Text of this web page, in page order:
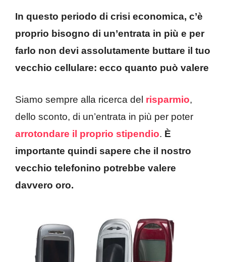
In questo periodo di crisi economica, c’è
proprio bisogno di un’entrata in più e per
farlo non devi assolutamente buttare il tuo
vecchio cellulare: ecco quanto può valere
Siamo sempre alla ricerca del risparmio,
dello sconto, di un’entrata in più per poter
arrotondare il proprio stipendio. È
importante quindi sapere che il nostro
vecchio telefonino potrebbe valere
davvero oro.